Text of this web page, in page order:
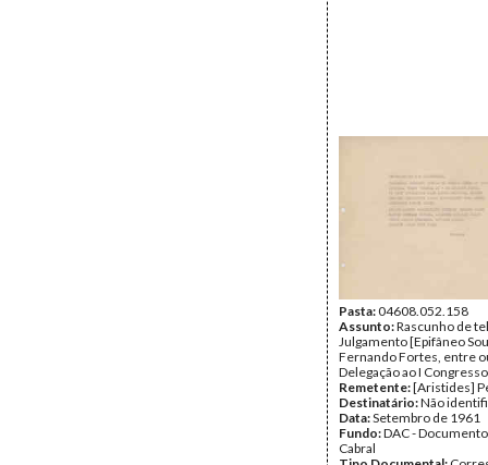
Pasta:04608.052.158
Assunto:Rascunho de
Julgamento [Epifâneo
Fernando Fortes, entre
Delegação ao I
Remetente:[Aristides]
Destinatário:Não
Data:Setembro de 1961
Fundo:DAC -
Cabral